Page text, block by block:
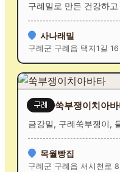
구례밀로 만든 건강하
사나래밀
구례군 구례읍 택지1길 16
구례 쑥부쟁이치아
금강밀, 구례쑥부쟁이,
목월빵집
구례군 구례읍 서시천로